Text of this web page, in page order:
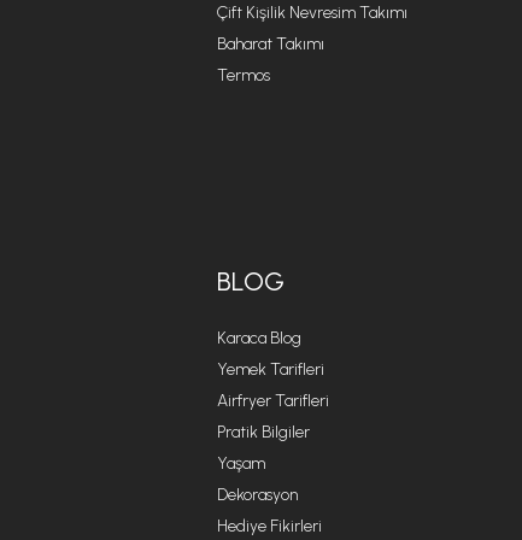
Çift Kişilik Nevresim Takımı
Baharat Takımı
Termos
BLOG
Karaca Blog
Yemek Tarifleri
Airfryer Tarifleri
Pratik Bilgiler
Yaşam
Dekorasyon
Hediye Fikirleri